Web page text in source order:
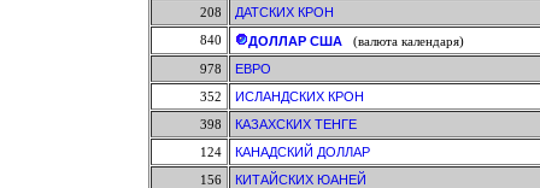
208
ДАТСКИХ КРОН
840
ДОЛЛАР США(валюта календаря)
978
ЕВРО
352
ИСЛАНДСКИХ КРОН
398
КАЗАХСКИХ ТЕНГЕ
124
КАНАДСКИЙ ДОЛЛАР
156
КИТАЙСКИХ ЮАНЕЙ